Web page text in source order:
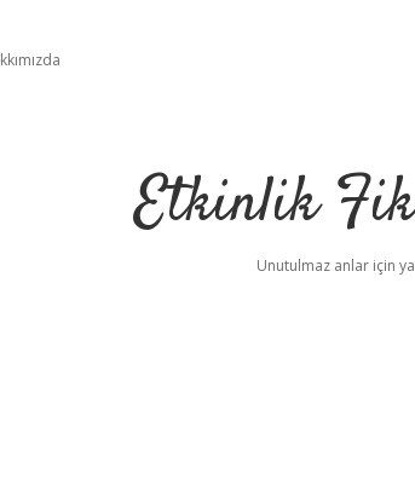
Etkinlik
Unutulmaz anlar için